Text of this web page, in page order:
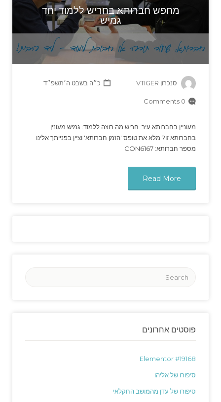
מחפש חברותא בחריש ללמוד יחד
גמיש
סנכרון VTIGER כ״ה בשבט ה׳תשפ״ד
0 Comments
מעוניין בחברותא עיר: חריש מה רוצה ללמוד: גמיש מעונין
בחברותא זו? מלא את טופס 'הזמן חברותא' וציין בפנייתך אלינו
מספר חברותא: CON6167
Read More
פוסטים אחרונים
Elementor #19168
סיפורו של אליהו
סיפורו של עדן מהמושב החקלאי